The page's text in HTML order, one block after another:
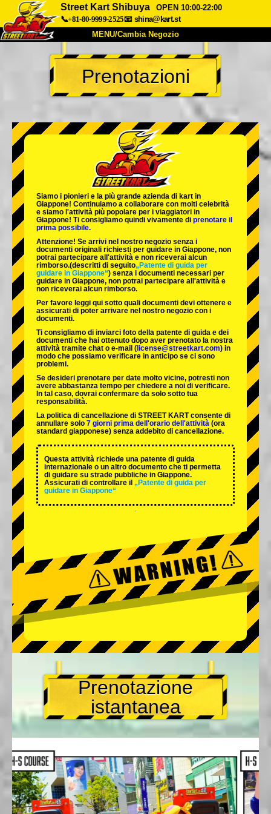
Street Kart Shibuya
OPEN 10:00-22:00
📞+81-80-9999-2525📧 shina@kart.st
MENU/Cambia Negozio
INIZIO
Chi Siamo Specifiche Prezzo
Azienda Prenotazioni
Cambia Negozio
Tokyo Shinagawa Tokyo Akihabara#1
Tokyo Akihabara#2
Tokyo Shibuya Annex Tokyo Bay
Tokyo Asakusa Osaka
Okinawa
Prenotazioni
Siamo i pionieri e la più grande azienda di kart in
Giappone! Continuiamo a collaborare con molti celebrità
e siamo l'attività più popolare per i viaggiatori in
Giappone! Ti consigliamo quindi vivamente di prenotare il
prima possibile.
Attenzione! Se arrivi nel nostro negozio senza i
documenti originali richiesti per guidare in Giappone, non
potrai partecipare all'attività e non riceverai alcun
rimborso.(descritti di seguito„Patente di guida per
guidare in Giappone“) senza i documenti necessari per
guidare in Giappone, non potrai partecipare all'attività e
non riceverai alcun rimborso.
Per favore leggi qui sotto quali documenti devi ottenere e
assicurati di poter arrivare nel nostro negozio con i
documenti.
Ti consigliamo di inviarci foto della patente di guida e dei
documenti che hai ottenuto dopo aver prenotato la nostra
attività tramite chat o e-mail ( license@streetkart.com) in
modo che possiamo verificare in anticipo se ci sono
problemi.
Se desideri prenotare per date molto vicine, potresti non
avere abbastanza tempo per chiedere a noi di verificare.
In tal caso, dovrai confermare da solo sotto tua
responsabilità.
La politica di cancellazione di STREET KART consente di
annullare solo 7 giorni prima dell'orario dell'attività (ora
standard giapponese) senza addebito di cancellazione.
Questa attività richiede una patente di guida
internazionale o un altro documento che ti permetta
di guidare su strade pubbliche in Giappone.
Assicurati di controllare il „Patente di guida per
guidare in Giappone“
Prenotazione
istantanea